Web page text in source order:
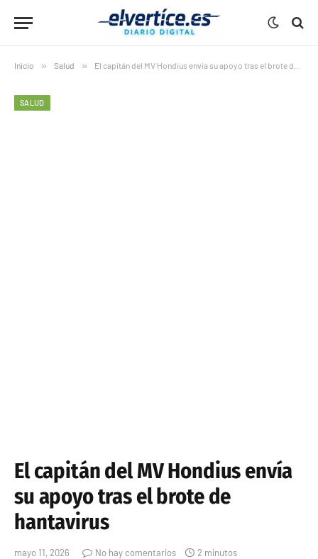
Inicio » Salud » El capitán del MV Hondius envía su apoyo tras el brote de hantavirus
SALUD
El capitán del MV Hondius envía
su apoyo tras el brote de
hantavirus
mayo 11, 2026 No hay comentarios 2 minutos